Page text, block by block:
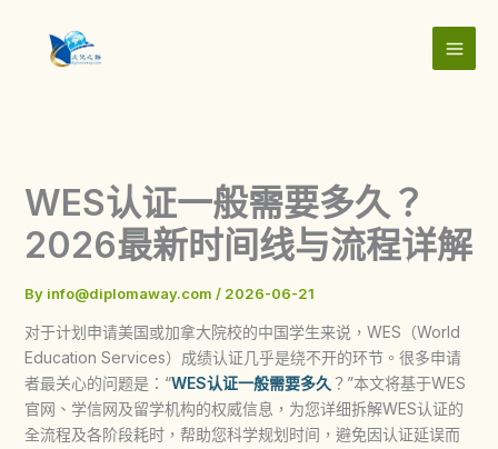
content
WES认证一般需要多久？
2026最新时间线与流程详解
By info@diplomaway.com / 2026-06-21
对于计划申请美国或加拿大院校的中国学生来说，WES（World
Education Services）成绩认证几乎是绕不开的环节。很多申请
者最关心的问题是：“WES认证一般需要多久 ？”本文将基于WES
官网、学信网及留学机构的权威信息，为您详细拆解WES认证的
全流程及各阶段耗时，帮助您科学规划时间，避免因认证延误而